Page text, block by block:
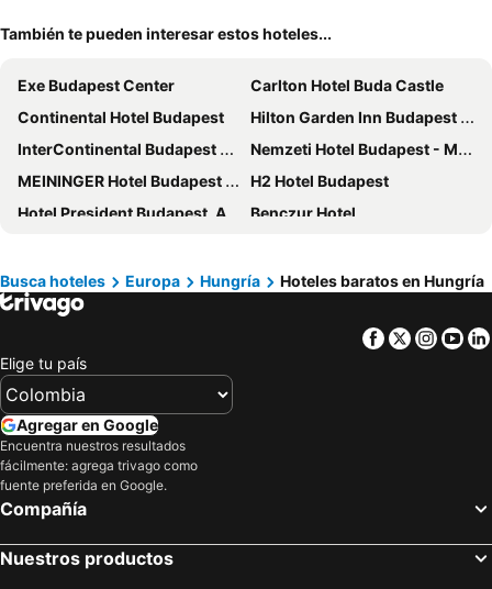
También te pueden interesar estos hoteles...
Exe Budapest Center
Carlton Hotel Buda Castle
Continental Hotel Budapest
Hilton Garden Inn Budapest City Centre
InterContinental Budapest by IHG
Nemzeti Hotel Budapest - MGallery Collection
MEININGER Hotel Budapest Great Market Hall
H2 Hotel Budapest
Hotel President Budapest, Affiliated by Meliá
Benczur Hotel
easyHotel Budapest Oktogon
Dormero Hotel Budapest
voco Budapest D8 by IHG
Ramada By Wyndham Budapest City Center
Dorothea Hotel, Budapest, Autograph Collection
Callas House
Mystery Hotel Budapest
Movenpick Budapest Centrum
Opera Garden Hotel & Apartments
Courtyard by Marriott Budapest City Center
Busca hoteles Europa Hungría Hoteles baratos en Hungría
Facebook
Twitter
Elige tu país
Agregar en Google
Encuentra nuestros resultados
fácilmente: agrega trivago como
fuente preferida en Google.
Compañía
Nuestros productos